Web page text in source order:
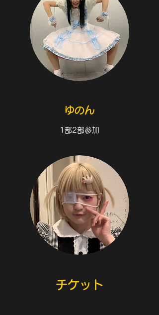
​ゆのん
1部2部参加
チケット